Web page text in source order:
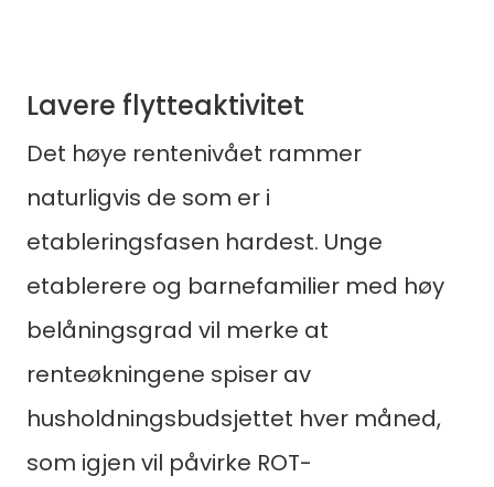
Lavere flytteaktivitet
Det høye rentenivået rammer
naturligvis de som er i
etableringsfasen hardest. Unge
etablerere og barnefamilier med høy
belåningsgrad vil merke at
renteøkningene spiser av
husholdningsbudsjettet hver måned,
som igjen vil påvirke ROT-